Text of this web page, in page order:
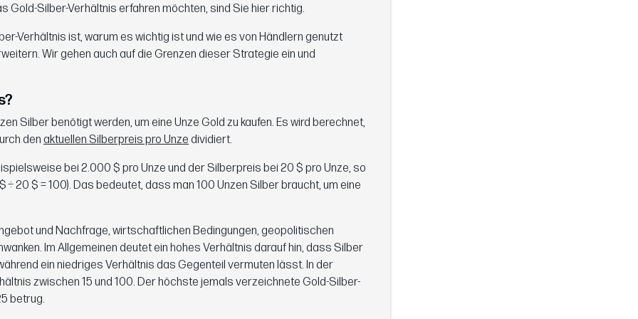
Gold-Silber-Verhältnis erfahren möchten, sind Sie hier richtig.
Verhältnis ist, warum es wichtig ist und wie es von Händlern genutzt
Wir gehen auch auf die Grenzen dieser Strategie ein und
Silber benötigt werden, um eine Unze Gold zu kaufen. Es wird berechnet,
den aktuellen Silberpreis pro Unze dividiert.
bei 2.000 $ pro Unze und der Silberpreis bei 20 $ pro Unze, so
20 $ = 100). Das bedeutet, dass man 100 Unzen Silber braucht, um eine
und Nachfrage, wirtschaftlichen Bedingungen, geopolitischen
Im Allgemeinen deutet ein hohes Verhältnis darauf hin, dass Silber
ein niedriges Verhältnis das Gegenteil vermuten lässt. In der
zwischen 15 und 100. Der höchste jemals verzeichnete Gold-Silber-
betrug.